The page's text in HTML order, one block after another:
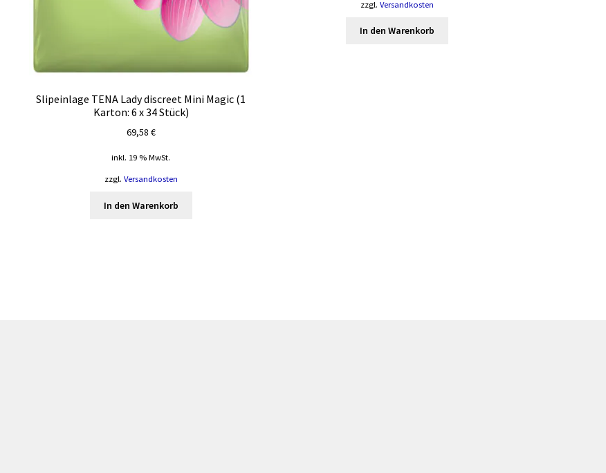
Slipeinlage TENA Lady discreet Mini Magic (1
Karton: 6 x 34 Stück)
69,58 €
inkl. 19 % MwSt.
zzgl. Versandkosten
In den Warenkorb
zzgl.Versandkosten
In den Warenkorb